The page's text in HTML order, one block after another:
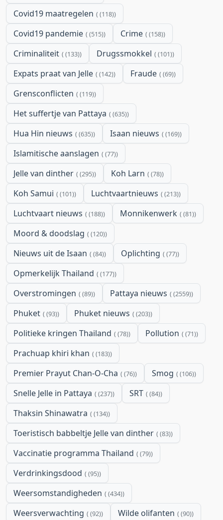
Covid19 maatregelen (118)
Covid19 pandemie (515) Crime (158)
Criminaliteit (133) Drugssmokkel (101)
Expats praat van Jelle (142) Fraude (69)
Grensconflicten (119)
Het suffertje van Pattaya (635)
Hua Hin nieuws (635) Isaan nieuws (169)
Islamitische aanslagen (77)
Jelle van dinther (295) Koh Larn (78)
Koh Samui (101) Luchtvaartnieuws (213)
Luchtvaart nieuws (188) Monnikenwerk (81)
Moord & doodslag (120)
Nieuws uit de Isaan (84) Oplichting (77)
Opmerkelijk Thailand (177)
Overstromingen (89) Pattaya nieuws (2559)
Phuket (93) Phuket nieuws (203)
Politieke kringen Thailand (78) Pollution (71)
Prachuap khiri khan (183)
Premier Prayut Chan-O-Cha (76) Smog (106)
Snelle Jelle in Pattaya (237) SRT (84)
Thaksin Shinawatra (134)
Toeristisch babbeltje Jelle van dinther (83)
Vaccinatie programma Thailand (79)
Verdrinkingsdood (95)
Weersomstandigheden (434)
Weersverwachting (92) Wilde olifanten (90)